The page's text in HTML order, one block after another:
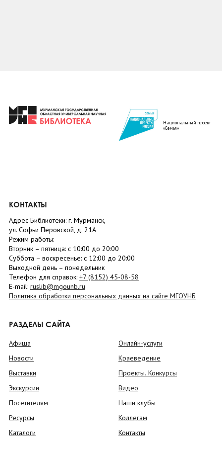
Национальный проект
«Семья»
КОНТАКТЫ
Адрес Библиотеки: г. Мурманск,
ул. Софьи Перовской, д. 21А
Режим работы:
Вторник – пятница: с 10:00 до 20:00
Суббота – воскресенье: c 12:00 до 20:00
Выходной день – понедельник
Телефон для справок: +7 (8152) 45-08-58
E-mail: ruslib@mgounb.ru
Политика обработки персональных данных на сайте МГОУНБ
РАЗДЕЛЫ САЙТА
Афиша
Новости
Выставки
Экскурсии
Посетителям
Ресурсы
Каталоги
Онлайн-услуги
Краеведение
Проекты. Конкурсы
Видео
Наши клубы
Коллегам
Контакты